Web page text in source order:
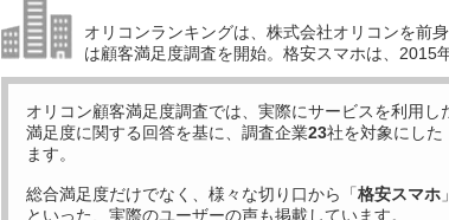
オリコンランキングは、株式会社オリコンを前
は顧客満足度調査を開始。格安スマホは、2015
オリコン顧客満足度調査では、実際にサービスを利用し
満足度に関する回答を基に、調査企業23社を対象にした
ます。
総合満足度だけでなく、様々な切り口から「格安スマホ
といった、実際のユーザーの声も掲載しています。